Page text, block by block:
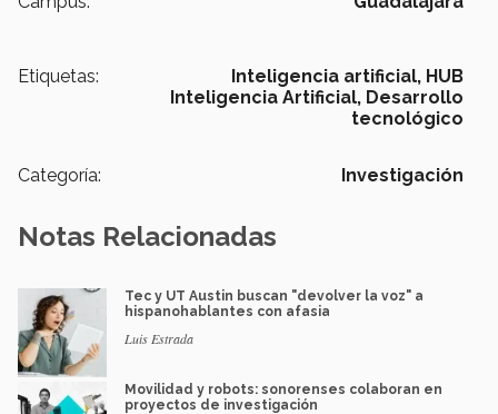
Etiquetas: Inteligencia artificial, HUB
Inteligencia Artificial, Desarrollo
tecnológico
Categoría: Investigación
Notas Relacionadas
Tec y UT Austin buscan "devolver la voz" a
hispanohablantes con afasia
Luis Estrada
Movilidad y robots: sonorenses colaboran en
proyectos de investigación